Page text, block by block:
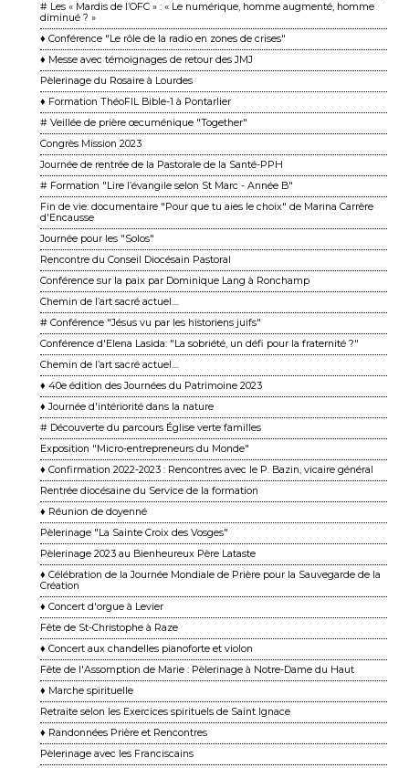
# Les « Mardis de l’OFC » : « Le numérique, homme augmenté, homme
diminué ? »
♦ Conférence "Le rôle de la radio en zones de crises"
♦ Messe avec témoignages de retour des JMJ
Pèlerinage du Rosaire à Lourdes
♦ Formation ThéoFIL Bible-1 à Pontarlier
# Veillée de prière œcuménique "Together"
Congrès Mission 2023
Journée de rentrée de la Pastorale de la Santé-PPH
# Formation "Lire l’évangile selon St Marc - Année B"
Fin de vie: documentaire "Pour que tu aies le choix" de Marina Carrère
d'Encausse
Journée pour les "Solos"
Rencontre du Conseil Diocésain Pastoral
Conférence sur la paix par Dominique Lang à Ronchamp
Chemin de l’art sacré actuel....
# Conférence "Jésus vu par les historiens juifs"
Conférence d'Elena Lasida: "La sobriété, un défi pour la fraternité ?"
Chemin de l’art sacré actuel....
♦ 40e édition des Journées du Patrimoine 2023
♦ Journée d'intériorité dans la nature
# Découverte du parcours Église verte familles
Exposition "Micro-entrepreneurs du Monde"
♦ Confirmation 2022-2023 : Rencontres avec le P. Bazin, vicaire général
Rentrée diocésaine du Service de la formation
♦ Réunion de doyenné
Pèlerinage "La Sainte Croix des Vosges"
Pèlerinage 2023 au Bienheureux Père Lataste
♦ Célébration de la Journée Mondiale de Prière pour la Sauvegarde de la
Création
♦ Concert d'orgue à Levier
Fête de St-Christophe à Raze
♦ Concert aux chandelles pianoforte et violon
Fête de l'Assomption de Marie : Pèlerinage à Notre-Dame du Haut
♦ Marche spirituelle
Retraite selon les Exercices spirituels de Saint Ignace
♦ Randonnées Prière et Rencontres
Pèlerinage avec les Franciscains